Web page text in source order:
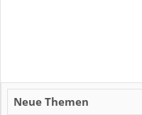
Neue Themen